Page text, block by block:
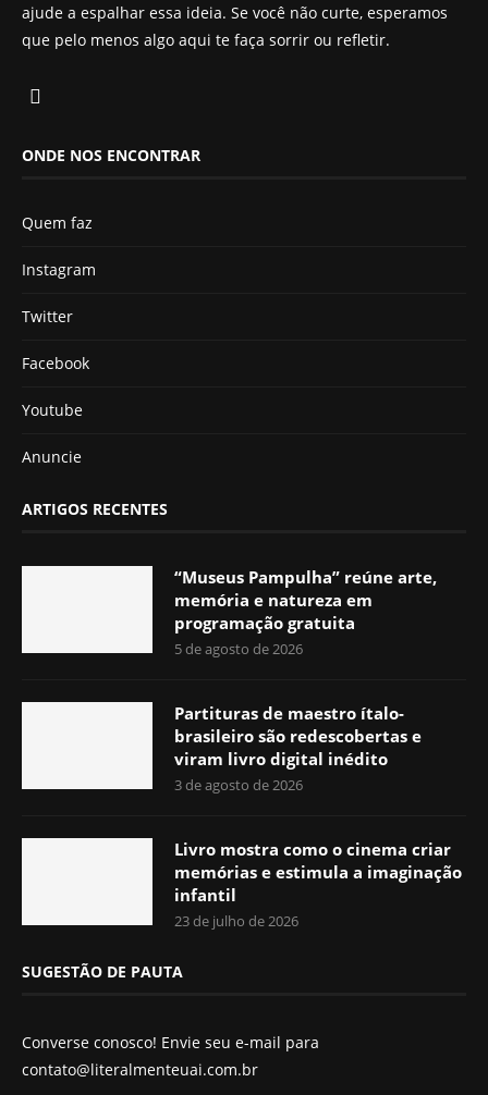
ajude a espalhar essa ideia. Se você não curte, esperamos
que pelo menos algo aqui te faça sorrir ou refletir.
ONDE NOS ENCONTRAR
Quem faz
Instagram
Twitter
Facebook
Youtube
Anuncie
ARTIGOS RECENTES
“Museus Pampulha” reúne arte,
memória e natureza em
programação gratuita
5 de agosto de 2026
Partituras de maestro ítalo-
brasileiro são redescobertas e
viram livro digital inédito
3 de agosto de 2026
Livro mostra como o cinema criar
memórias e estimula a imaginação
infantil
23 de julho de 2026
SUGESTÃO DE PAUTA
Converse conosco! Envie seu e-mail para
contato@literalmenteuai.com.br